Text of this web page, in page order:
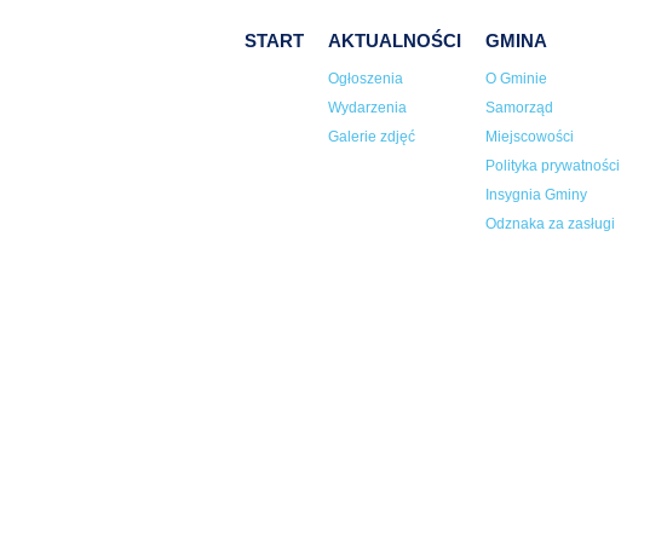
START AKTUALNOŚCI
Ogłoszenia
Wydarzenia
Galerie zdjęć
GMINA
O Gminie
Samorząd
Miejscowości
Polityka prywatności
Insygnia Gminy
Odznaka za zasługi